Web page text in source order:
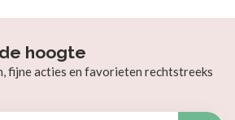
hoogte
fijne acties en favorieten rechtstreeks